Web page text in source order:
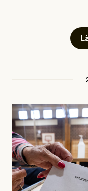
skriver för? Vad
oberoende”
utpekas som
handlar artikeln om
splittring och oro i
skapar betydligt
oberoende vänstern
eller dess bakgrund.